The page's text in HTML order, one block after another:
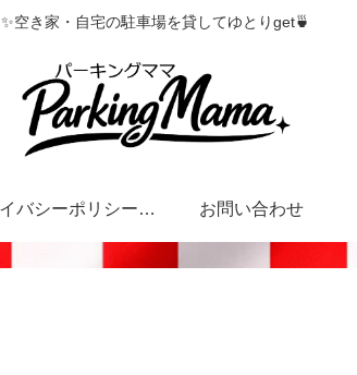
✨空き家・自宅の駐車場を貸してゆとりget🍵
プライバシーポリシー・特定商取引法に基づく表記 お問い合わせ